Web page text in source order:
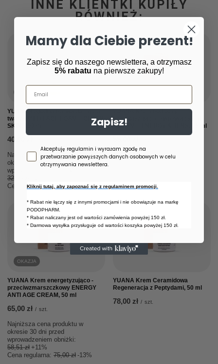
INNE KLIENTKI KUPIŁY
RÓWNIEŻ:
OKAZJA
YUANA Łagodna pianka do mycia
twarzy MILD FACE FOAM – CLEAN
SKIN, 150 ml
40,00 zł
Najniższa cena produktu w
okresie 30 dni przed
wprowadzeniem obniżki:
32,00 zł
Cena regularna:47,00 zł -15%
energetyzująco - napinający EYE
CREAM – ENERGY & TENS, 15 ml
OKAZJA
YUANA Krem energetyzująco -
przeciwzmarszczkowy ENERGY
ANTI AGE CREAM, 50 ml
65,00 zł / szt.
Najniższa cena produktu w
okresie 30 dni przed
wprowadzeniem obniżki:
58,51 zł +11%
Cena regularna: 75,00 zł -13%
YUANA Krem Ceramidowa
Regeneracja z Peptydami, 50 ml
78,00 zł / szt.
Mamy dla Ciebie prezent!
Zapisz się do naszego newslettera, a otrzymasz
5% rabatu na pierwsze zakupy!
Email
Zapisz!
Zgoda newsletter
Akceptuję regulamin i wyrażam zgodę na
przetwarzanie powyższych danych osobowych w celu
otrzymywania newslettera.
Kliknij tutaj, aby zapoznać się z regulaminem promocji.
* Rabat nie łączy się z innymi promocjami i nie obowiązuje na markę
PODOPHARM.
* Rabat naliczany jest od wartości zamówienia powyżej 150 zł.
* Darmowa wysyłka przysługuje od wartości koszyka powyżej 150 zł.